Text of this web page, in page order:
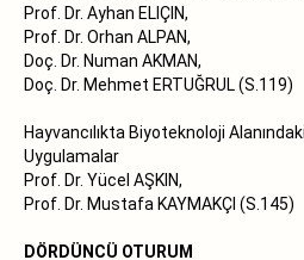
Prof. Dr. Ayhan ELlÇlN,
Prof. Dr. Orhan ALPAN,
Doç. Dr. Numan AKMAN,
Doç. Dr. Mehmet ERTUĞRUL (S.119)
Hayvancılıkta Biyoteknoloji
Uygulamalar
Prof. Dr. Yücel AŞKIN,
Prof. Dr. Mustafa KAYMAKÇI (S.145)
DÖRDÜNCÜ OTURUM